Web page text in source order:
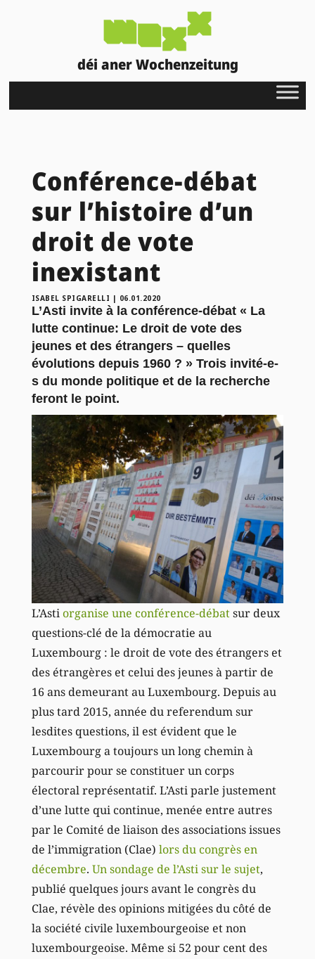
déi aner Wochenzeitung
Conférence-débat
sur l’histoire d’un
droit de vote
inexistant
ISABEL SPIGARELLI | 06.01.2020
L’Asti invite à la conférence-débat « La
lutte continue: Le droit de vote des
jeunes et des étrangers – quelles
évolutions depuis 1960 ? » Trois invité-e-
s du monde politique et de la recherche
feront le point.
L’Astiorganise une conférence-débatsur deux
questions-clé de la démocratie au
Luxembourg : le droit de vote des étrangers et
des étrangères et celui des jeunes à partir de
16 ans demeurant au Luxembourg. Depuis au
plus tard 2015, année du referendum sur
lesdites questions, il est évident que le
Luxembourg a toujours un long chemin à
parcourir pour se constituer un corps
électoral représentatif. L’Asti parle justement
d’une lutte qui continue, menée entre autres
par le Comité de liaison des associations issues
de l’immigration (Clae) lors du congrès en
décembre. Un sondage de l’Asti sur le sujet,
publié quelques jours avant le congrès du
Clae, révèle des opinions mitigées du côté de
la société civile luxembourgeoise et non
luxembourgeoise. Même si 52 pour cent des